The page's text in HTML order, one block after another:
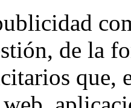
de la
que,